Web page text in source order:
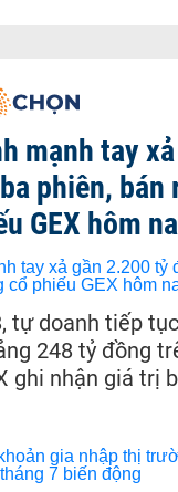
mạnh tay
phiên, bán
GEX hôm
tự doanh tiếp
248 tỷ đồng
ghi nhận giá trị